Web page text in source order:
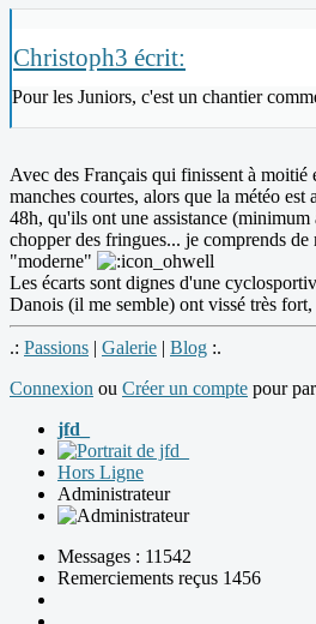
Christoph3 écrit:
Pour les Juniors, c'est un chantier
Avec des Français qui finissent à moitié
manches courtes, alors que la météo
48h, qu'ils ont une assistance
chopper des fringues... je comprends
"moderne"
Les écarts sont dignes d'une
Danois (il me semble) ont vissé très
.: Passions | Galerie | Blog :.
Connexion ou Créer un compte pour
jfd_
Hors Ligne
Administrateur
Messages : 11542
Remerciements reçus 1456